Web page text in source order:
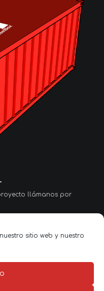
sitio web y nuestro
llámanos por